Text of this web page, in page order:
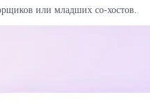
или младших со-хостов.